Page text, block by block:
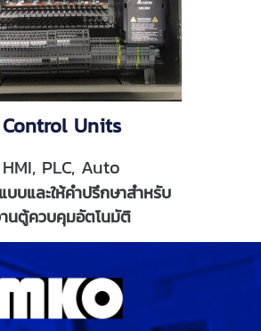
Control Units
HMI, PLC, Auto
บและให้คำปรึกษาสำหรับ
นตู้ควบคุมอัตโนมัติ